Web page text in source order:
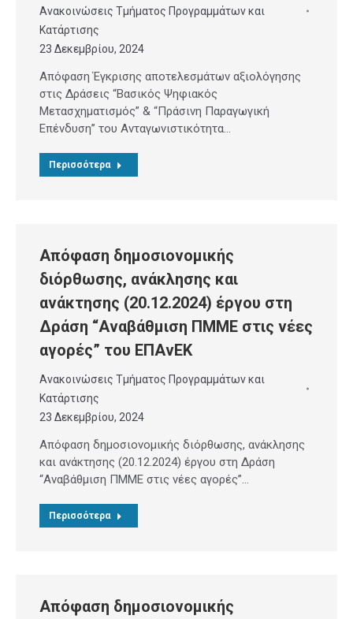
Ανακοινώσεις Τμήματος Προγραμμάτων και
Κατάρτισης
23 Δεκεμβρίου, 2024
Απόφαση Έγκρισης αποτελεσμάτων αξιολόγησης
στις Δράσεις “Βασικός Ψηφιακός
Μετασχηματισμός” & “Πράσινη Παραγωγική
Επένδυση” του Ανταγωνιστικότητα…
Περισσότερα
Απόφαση δημοσιονομικής
διόρθωσης, ανάκλησης και
ανάκτησης (20.12.2024) έργου στη
Δράση “Αναβάθμιση ΠΜΜΕ στις νέες
αγορές” του ΕΠΑνΕΚ
Ανακοινώσεις Τμήματος Προγραμμάτων και
Κατάρτισης
23 Δεκεμβρίου, 2024
Απόφαση δημοσιονομικής διόρθωσης, ανάκλησης
και ανάκτησης (20.12.2024) έργου στη Δράση
“Αναβάθμιση ΠΜΜΕ στις νέες αγορές”…
Περισσότερα
Απόφαση δημοσιονομικής